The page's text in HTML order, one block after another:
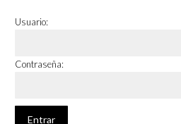
Usuario:
Contraseña: